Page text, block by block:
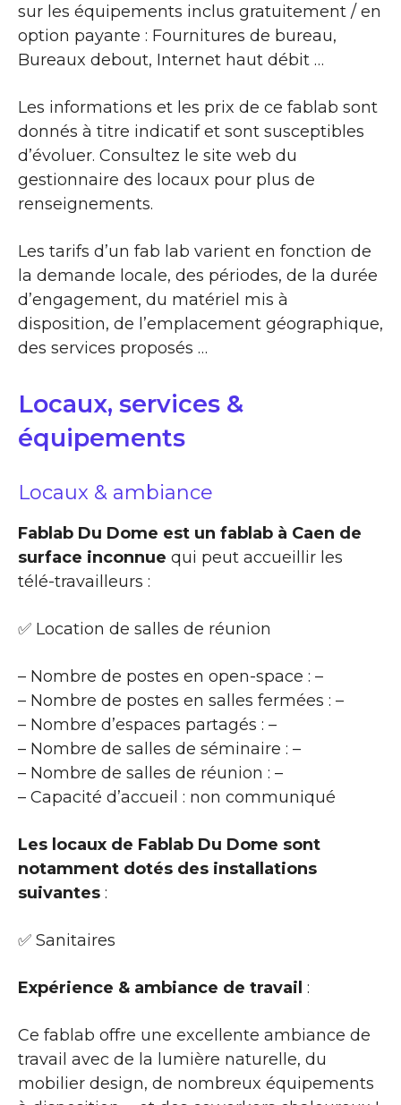
sur les équipements inclus gratuitement / en
option payante : Fournitures de bureau,
Bureaux debout, Internet haut débit …
Les informations et les prix de ce fablab sont
donnés à titre indicatif et sont susceptibles
d’évoluer. Consultez le site web du
gestionnaire des locaux pour plus de
renseignements.
Les tarifs d’un fab lab varient en fonction de
la demande locale, des périodes, de la durée
d’engagement, du matériel mis à
disposition, de l’emplacement géographique,
des services proposés …
Locaux, services &
équipements
Locaux & ambiance
Fablab Du Dome est un fablab à Caen de
surface inconnue qui peut accueillir les
télé-travailleurs :
✅ Location de salles de réunion
– Nombre de postes en open-space : –
– Nombre de postes en salles fermées : –
– Nombre d’espaces partagés : –
– Nombre de salles de séminaire : –
– Nombre de salles de réunion : –
– Capacité d’accueil : non communiqué
Les locaux de Fablab Du Dome sont
notamment dotés des installations
suivantes :
✅ Sanitaires
Expérience & ambiance de travail :
Ce fablab offre une excellente ambiance de
travail avec de la lumière naturelle, du
mobilier design, de nombreux équipements